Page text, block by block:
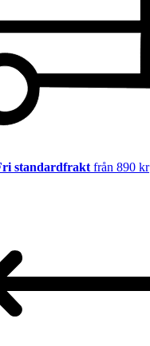
standardfrakt från 890 kr